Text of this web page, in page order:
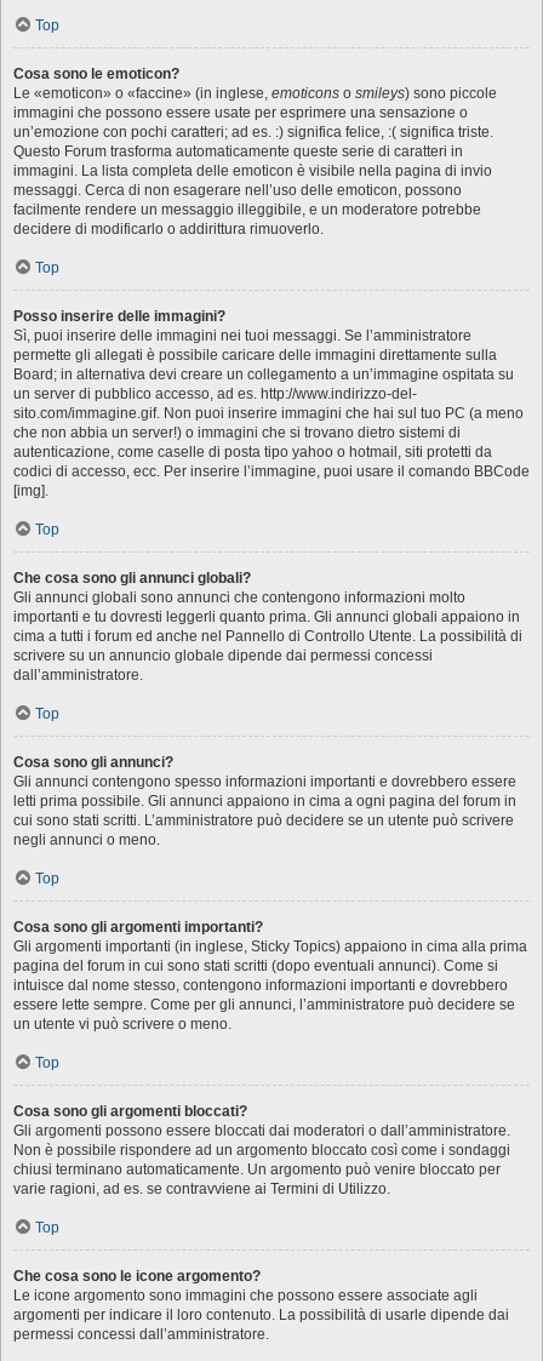
Top
Cosa sono le emoticon?
Le «emoticon» o «faccine» (in inglese, emoticons o smileys) sono piccole
immagini che possono essere usate per esprimere una sensazione o
un’emozione con pochi caratteri; ad es. :) significa felice, :( significa triste.
Questo Forum trasforma automaticamente queste serie di caratteri in
immagini. La lista completa delle emoticon è visibile nella pagina di invio
messaggi. Cerca di non esagerare nell’uso delle emoticon, possono
facilmente rendere un messaggio illeggibile, e un moderatore potrebbe
decidere di modificarlo o addirittura rimuoverlo.
Top
Posso inserire delle immagini?
Sì, puoi inserire delle immagini nei tuoi messaggi. Se l’amministratore
permette gli allegati è possibile caricare delle immagini direttamente sulla
Board; in alternativa devi creare un collegamento a un’immagine ospitata su
un server di pubblico accesso, ad es. http://www.indirizzo-del-
sito.com/immagine.gif. Non puoi inserire immagini che hai sul tuo PC (a meno
che non abbia un server!) o immagini che si trovano dietro sistemi di
autenticazione, come caselle di posta tipo yahoo o hotmail, siti protetti da
codici di accesso, ecc. Per inserire l’immagine, puoi usare il comando BBCode
[img].
Top
Che cosa sono gli annunci globali?
Gli annunci globali sono annunci che contengono informazioni molto
importanti e tu dovresti leggerli quanto prima. Gli annunci globali appaiono in
cima a tutti i forum ed anche nel Pannello di Controllo Utente. La possibilità di
scrivere su un annuncio globale dipende dai permessi concessi
dall’amministratore.
Top
Cosa sono gli annunci?
Gli annunci contengono spesso informazioni importanti e dovrebbero essere
letti prima possibile. Gli annunci appaiono in cima a ogni pagina del forum in
cui sono stati scritti. L’amministratore può decidere se un utente può scrivere
negli annunci o meno.
Top
Cosa sono gli argomenti importanti?
Gli argomenti importanti (in inglese, Sticky Topics) appaiono in cima alla prima
pagina del forum in cui sono stati scritti (dopo eventuali annunci). Come si
intuisce dal nome stesso, contengono informazioni importanti e dovrebbero
essere lette sempre. Come per gli annunci, l’amministratore può decidere se
un utente vi può scrivere o meno.
Top
Cosa sono gli argomenti bloccati?
Gli argomenti possono essere bloccati dai moderatori o dall’amministratore.
Non è possibile rispondere ad un argomento bloccato così come i sondaggi
chiusi terminano automaticamente. Un argomento può venire bloccato per
varie ragioni, ad es. se contravviene ai Termini di Utilizzo.
Top
Che cosa sono le icone argomento?
Le icone argomento sono immagini che possono essere associate agli
argomenti per indicare il loro contenuto. La possibilità di usarle dipende dai
permessi concessi dall’amministratore.